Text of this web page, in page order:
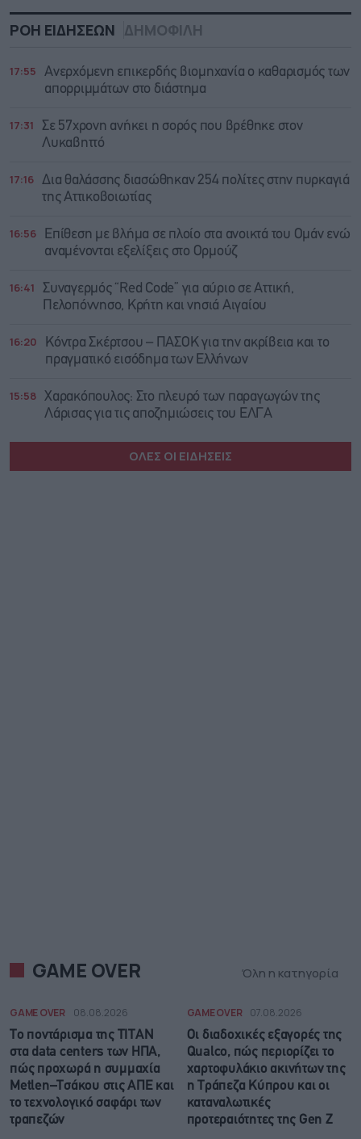
ΡΟΗ ΕΙΔΗΣΕΩΝ ΔΗΜΟΦΙΛΗ
17:55
Ανερχόμενη επικερδής βιομηχανία ο καθαρισμός των
απορριμμάτων στο διάστημα
17:31
Σε 57χρονη ανήκει η σορός που βρέθηκε στον
Λυκαβηττό
17:16 Δια θαλάσσης διασώθηκαν 254 πολίτες στην πυρκαγιά
της Αττικοβοιωτίας
16:56
Επίθεση με βλήμα σε πλοίο στα ανοικτά του Ομάν ενώ
αναμένονται εξελίξεις στο Ορμούζ
16:41
Συναγερμός “Red Code” για αύριο σε Αττική,
Πελοπόννησο, Κρήτη και νησιά Αιγαίου
16:20
Κόντρα Σκέρτσου – ΠΑΣΟΚ για την ακρίβεια και το
πραγματικό εισόδημα των Ελλήνων
15:58 Χαρακόπουλος: Στο πλευρό των παραγωγών της
Λάρισας για τις αποζημιώσεις του ΕΛΓΑ
ΟΛΕΣ ΟΙ ΕΙΔΗΣΕΙΣ
GAME OVER Όλη η κατηγορία
GAME OVER 08.08.2026
Το ποντάρισμα της ΤΙΤΑΝ
στα data centers των ΗΠΑ,
πώς προχωρά η συμμαχία
Metlen–Τσάκου στις ΑΠΕ και
το τεχνολογικό σαφάρι των
τραπεζών
GAME OVER 07.08.2026
Οι διαδοχικές εξαγορές της
Qualco, πώς περιορίζει το
χαρτοφυλάκιο ακινήτων της
η Τράπεζα Κύπρου και οι
καταναλωτικές
προτεραιότητες της Gen Z